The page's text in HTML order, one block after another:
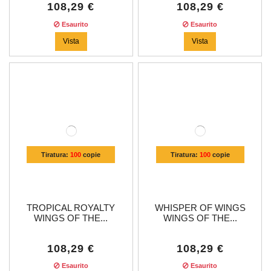
108,29 €
Esaurito
Vista
108,29 €
Esaurito
Vista
Tiratura:100 copie
TROPICAL ROYALTY
WINGS OF THE...
108,29 €
Esaurito
Tiratura: 100copie
WHISPER OF WINGS
WINGS OF THE...
108,29 €
Esaurito